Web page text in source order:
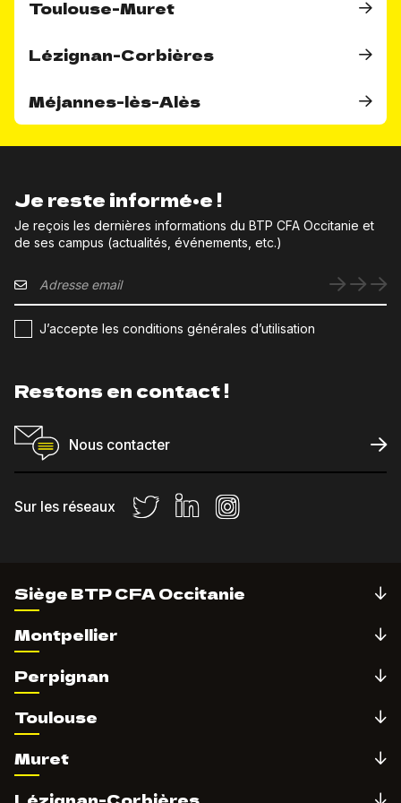
Toulouse-Muret
Lézignan-Corbières
Méjannes-lès-Alès
Je reste informé•e !
Je reçois les dernières informations du BTP CFA Occitanie et
de ses campus (actualités, événements, etc.)
J’accepte les conditions générales d’utilisation
Restons en contact !
Nous contacter
Sur les réseaux
Siège BTP CFA Occitanie
Montpellier
Perpignan
Toulouse
Muret